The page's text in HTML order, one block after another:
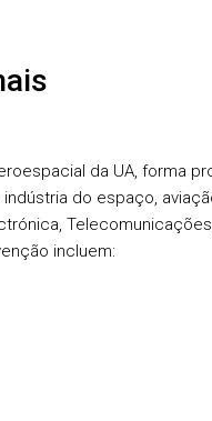
da UA, forma
do espaço,
incluem: